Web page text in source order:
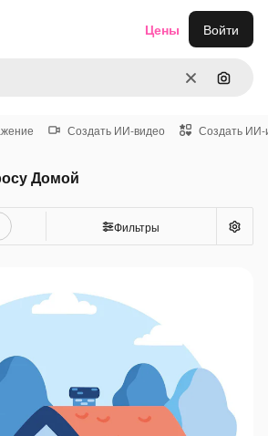
ОчиститьПоиск
Цены Войти
Создать ИИ-видео Создать ИИ-
Домой
Фильтры